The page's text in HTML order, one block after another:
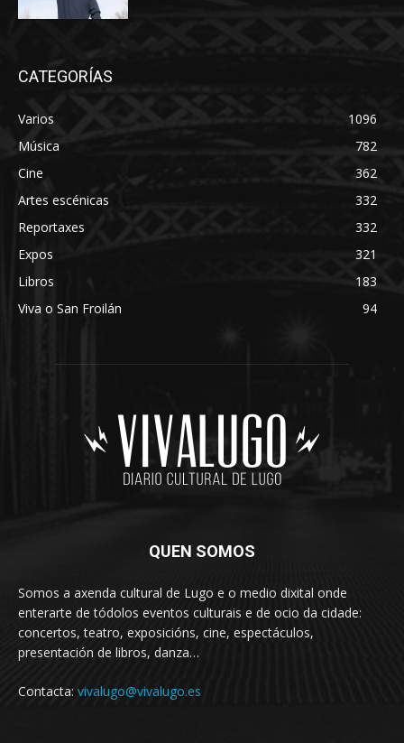
CATEGORÍAS
Varios
1096
Música
782
Cine
362
Artes escénicas
332
Reportaxes
332
Expos
321
Libros
183
Viva o San Froilán
94
QUEN SOMOS
Somos a axenda cultural de Lugo e o medio dixital onde
enterarte de tódolos eventos culturais e de ocio da cidade:
concertos, teatro, exposicións, cine, espectáculos,
presentación de libros, danza…
Contacta: vivalugo@vivalugo.es